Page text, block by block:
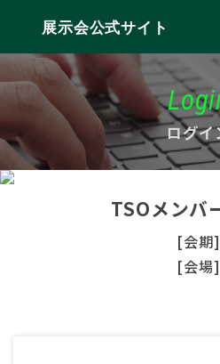
展示会公式サイト
ログイ
TSOメンバ
[会期]
[会場]